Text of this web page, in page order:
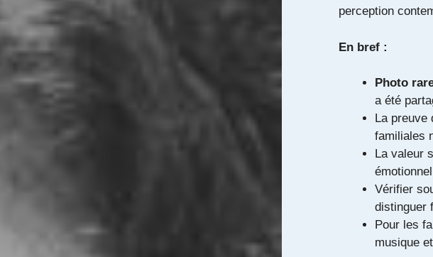
perception
En bref :
Photo
a été
La preuve
familiales
La valeur
Vérifier
distinguer
Pour les
musique